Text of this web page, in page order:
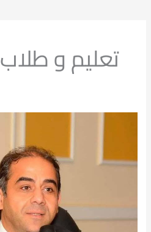
تعليم و طلاب
تواصل